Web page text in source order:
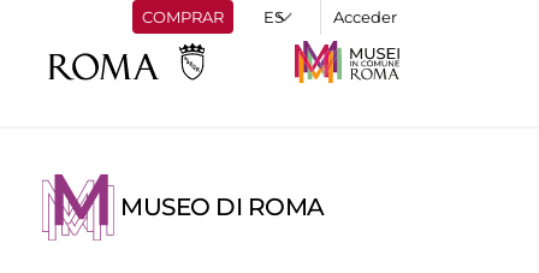
COMPRAR Acceder
MUSEO DI ROMA